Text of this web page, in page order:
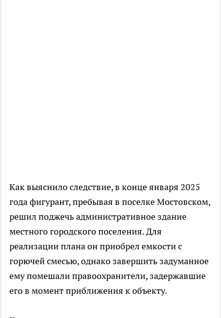
Как выяснило следствие, в конце января 2025
года фигурант, пребывая в поселке Мостовском,
решил поджечь административное здание
местного городского поселения. Для
реализации плана он приобрел емкости с
горючей смесью, однако завершить задуманное
ему помешали правоохранители, задержавшие
его в момент приближения к объекту.